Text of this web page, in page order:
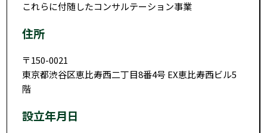
これらに付随したコンサルテーション事業
住所
〒150-0021
東京都渋谷区恵比寿西二丁目8番4号 EX恵比寿西ビル5
階
設立年月日